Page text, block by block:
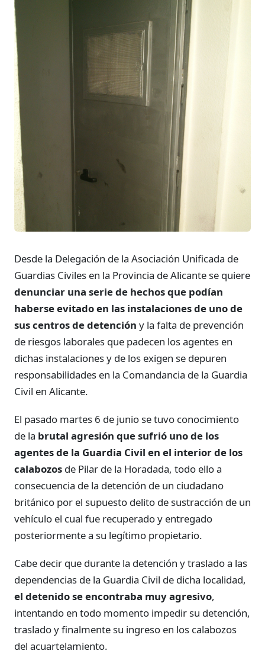
Desde la Delegación de la Asociación Unificada de
Guardias Civiles en la Provincia de Alicante se quiere
denunciar una serie de hechos que podían
haberse evitado en las instalaciones de uno de
sus centros de detención y la falta de prevención
de riesgos laborales que padecen los agentes en
dichas instalaciones y de los exigen se depuren
responsabilidades en la Comandancia de la Guardia
Civil en Alicante.
El pasado martes 6 de junio se tuvo conocimiento
de la brutal agresión que sufrió uno de los
agentes de la Guardia Civil en el interior de los
calabozos de Pilar de la Horadada, todo ello a
consecuencia de la detención de un ciudadano
británico por el supuesto delito de sustracción de un
vehículo el cual fue recuperado y entregado
posteriormente a su legítimo propietario.
Cabe decir que durante la detención y traslado a las
dependencias de la Guardia Civil de dicha localidad,
el detenido se encontraba muy agresivo,
intentando en todo momento impedir su detención,
traslado y finalmente su ingreso en los calabozos
del acuartelamiento.